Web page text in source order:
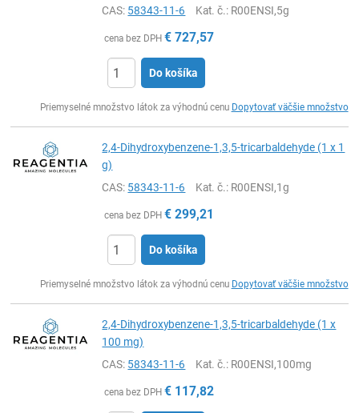
CAS: 58343-11-6 Kat. č.: R00ENSI,5g
cena bez DPH € 727,57
Do košíka
Priemyselné množstvo látok za výhodnú cenu Dopytovať väčšie množstvo
2,4-Dihydroxybenzene-1,3,5-tricarbaldehyde (1 x 1
g)
CAS: 58343-11-6 Kat. č.: R00ENSI,1g
cena bez DPH € 299,21
Do košíka
Priemyselné množstvo látok za výhodnú cenu Dopytovať väčšie množstvo
2,4-Dihydroxybenzene-1,3,5-tricarbaldehyde (1 x
100 mg)
CAS: 58343-11-6 Kat. č.: R00ENSI,100mg
cena bez DPH € 117,82